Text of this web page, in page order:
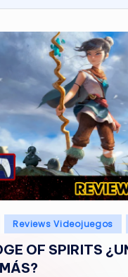
Reviews Videojuegos
OF SPIRITS